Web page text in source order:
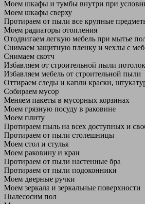
Моем шкафы и тумбы внутри при
Моем шкафы сверху
Протираем от пыли все крупные
Моем радиаторы отопления
Отодвигаем легкую мебель при мытье
Снимаем защитную пленку и чехлы с
Снимаем скотч
Избавляем от строительной пыли
Избавляем мебель от строительной пыли
Оттираем следы и капли краски,
Собираем мусор
Меняем пакеты в мусорных корзинах
Моем грязную посуду в раковине
Моем плиту
Протираем пыль на всех доступных и
Протираем от пыли столешницы
Моем стол и стулья
Моем раковину и кран
Протираем от пыли настенные бра
Протираем от пыли подоконники
Моем дверные ручки
Моем зеркала и зеркальные поверхности
Пылесосим пол